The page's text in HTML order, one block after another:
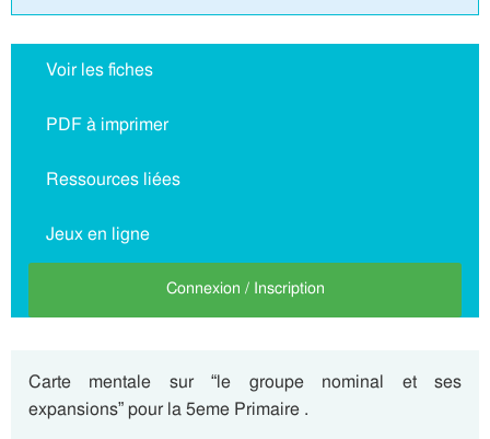
Voir les fiches
PDF à imprimer
Ressources liées
Jeux en ligne
Connexion / Inscription
Carte mentale sur “le groupe nominal et ses
expansions” pour la 5eme Primaire .